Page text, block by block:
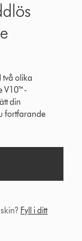
två olika
V10™-
din
fortfarande
Fyll i ditt